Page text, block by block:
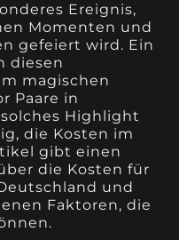
Ereignis,
Momenten und
gefeiert wird. Ein
diesen
magischen
Paare in
Highlight
die Kosten im
gibt einen
die Kosten für
und
Faktoren, die